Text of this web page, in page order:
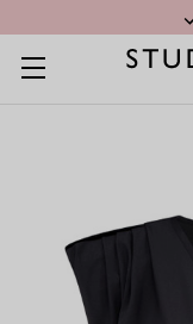
Startseite Shop